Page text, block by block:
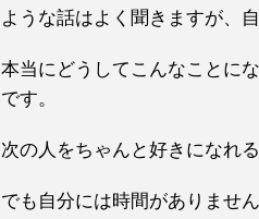
ような話はよく聞きますが、
本当にどうしてこんなことに
です。
次の人をちゃんと好きになれ
でも自分には時間がありません